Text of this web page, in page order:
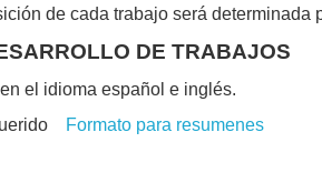
de cada trabajo será determinada
DE TRABAJOS
el idioma español e inglés.
Formato para resumenes